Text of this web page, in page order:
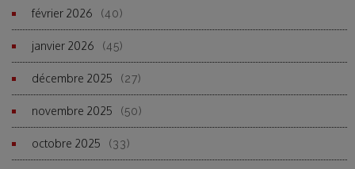
février 2026 (40)
janvier 2026 (45)
décembre 2025 (27)
novembre 2025 (50)
octobre 2025 (33)